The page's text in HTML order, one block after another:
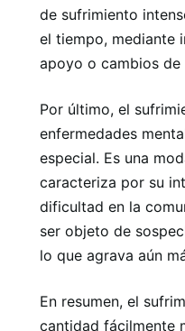
de sufrimiento
el tiempo, mediante
apoyo o cambios de
Por último, el
enfermedades
especial. Es una
caracteriza por su
dificultad en la
ser objeto de
lo que agrava aún
En resumen, el
cantidad fácilmente